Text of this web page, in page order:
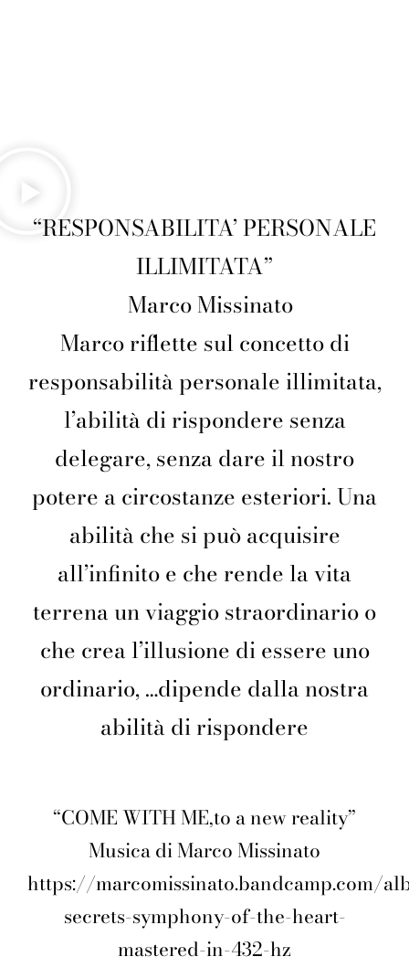
“RESPONSABILITA’ PERSONALE
ILLIMITATA”
Marco Missinato
Marco riflette sul concetto di
responsabilità personale illimitata,
l’abilità di rispondere senza
delegare, senza dare il nostro
potere a circostanze esteriori. Una
abilità che si può acquisire
all’infinito e che rende la vita
terrena un viaggio straordinario o
che crea l’illusione di essere uno
ordinario, …dipende dalla nostra
abilità di rispondere
“COME WITH ME,to a new reality”
Musica di Marco Missinato
https://marcomissinato.bandcamp.com/
secrets-symphony-of-the-heart-
mastered-in-432-hz